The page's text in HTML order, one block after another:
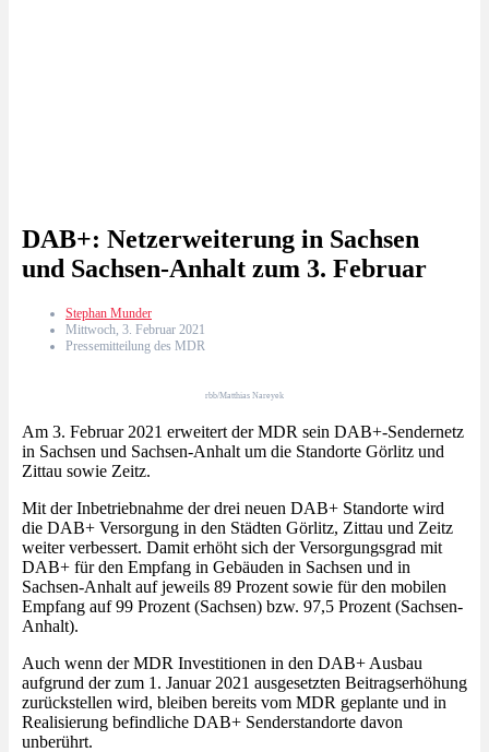
DAB+: Netzerweiterung in Sachsen
und Sachsen-Anhalt zum 3. Februar
Stephan Munder
Mittwoch, 3. Februar 2021
Pressemitteilung des MDR
rbb/Matthias Nareyek
Am 3. Februar 2021 erweitert der MDR sein DAB+-Sendernetz
in Sachsen und Sachsen-Anhalt um die Standorte Görlitz und
Zittau sowie Zeitz.
Mit der Inbetriebnahme der drei neuen DAB+ Standorte wird
die DAB+ Versorgung in den Städten Görlitz, Zittau und Zeitz
weiter verbessert. Damit erhöht sich der Versorgungsgrad mit
DAB+ für den Empfang in Gebäuden in Sachsen und in
Sachsen-Anhalt auf jeweils 89 Prozent sowie für den mobilen
Empfang auf 99 Prozent (Sachsen) bzw. 97,5 Prozent (Sachsen-
Anhalt).
Auch wenn der MDR Investitionen in den DAB+ Ausbau
aufgrund der zum 1. Januar 2021 ausgesetzten Beitragserhöhung
zurückstellen wird, bleiben bereits vom MDR geplante und in
Realisierung befindliche DAB+ Senderstandorte davon
unberührt.